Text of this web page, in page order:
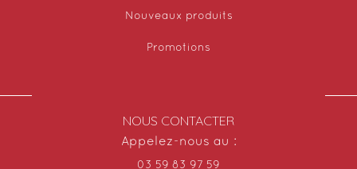
Nouveaux produits
Promotions
NOUS CONTACTER
Appelez-nous au :
03 59 83 97 59